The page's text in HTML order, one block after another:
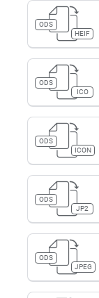
ODS
HEIF
ODS
ICO
ODS
ICON
ODS
JP2
ODS
JPEG